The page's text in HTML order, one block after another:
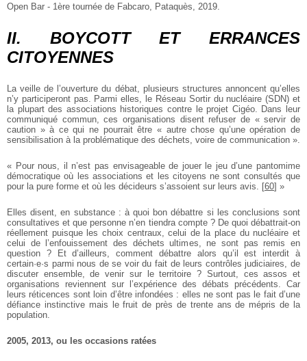
Open Bar - 1ère tournée de Fabcaro, Pataquès, 2019.
II. BOYCOTT ET ERRANCES
CITOYENNES
La veille de l’ouverture du débat, plusieurs structures annoncent qu’elles
n’y participeront pas. Parmi elles, le Réseau Sortir du nucléaire (SDN) et
la plupart des associations historiques contre le projet Cigéo. Dans leur
communiqué commun, ces organisations disent refuser de « servir de
caution » à ce qui ne pourrait être « autre chose qu’une opération de
sensibilisation à la problématique des déchets, voire de communication ».
« Pour nous, il n’est pas envisageable de jouer le jeu d’une pantomime
démocratique où les associations et les citoyens ne sont consultés que
pour la pure forme et où les décideurs s’assoient sur leurs avis. [60] »
Elles disent, en substance : à quoi bon débattre si les conclusions sont
consultatives et que personne n’en tiendra compte ? De quoi débattrait-on
réellement puisque les choix centraux, celui de la place du nucléaire et
celui de l’enfouissement des déchets ultimes, ne sont pas remis en
question ? Et d’ailleurs, comment débattre alors qu’il est interdit à
certain·e·s parmi nous de se voir du fait de leurs contrôles judiciaires, de
discuter ensemble, de venir sur le territoire ? Surtout, ces assos et
organisations reviennent sur l’expérience des débats précédents. Car
leurs réticences sont loin d’être infondées : elles ne sont pas le fait d’une
défiance instinctive mais le fruit de près de trente ans de mépris de la
population.
2005, 2013, ou les occasions ratées